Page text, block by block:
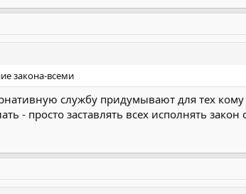
закона-всеми
службу придумывают для тех
- просто заставлять всех исполнять